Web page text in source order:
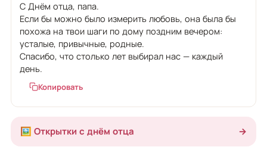
С Днём отца, папа.
Если бы можно было измерить любовь, она была бы
похожа на твои шаги по дому поздним вечером:
усталые, привычные, родные.
Спасибо, что столько лет выбирал нас — каждый
день.
Копировать
🖼️ Открытки с днём отца →